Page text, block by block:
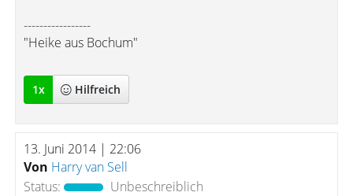
-----------------
"Heike aus Bochum"
1x Hilfreich
13. Juni 2014 | 22:06
Von Harry van Sell
Status:
Unbeschreiblich